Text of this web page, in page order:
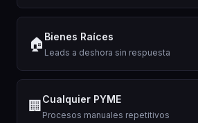
🏠 Bienes Raíces
Leads a deshora sin respuesta
🏢 Cualquier PYME
Procesos manuales repetitivos